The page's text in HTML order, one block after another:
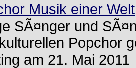
Musik einer Welt
SÃ¤nger und
Popchor
am 21. Mai 2011